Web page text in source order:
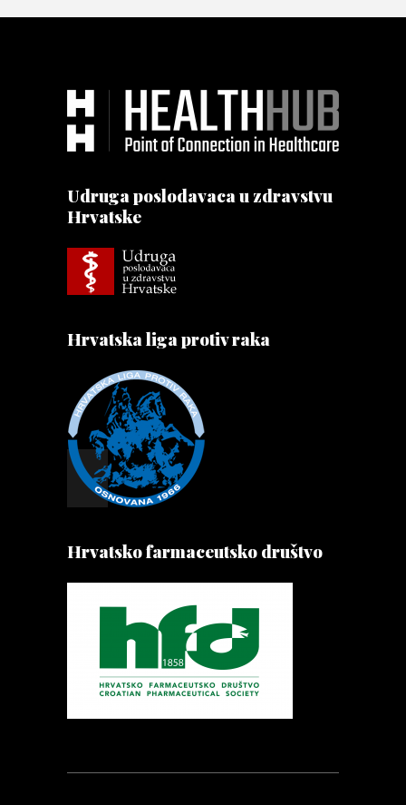
Udruga poslodavaca u zdravstvu
Hrvatske
Hrvatska liga protiv raka
Hrvatsko farmaceutsko društvo